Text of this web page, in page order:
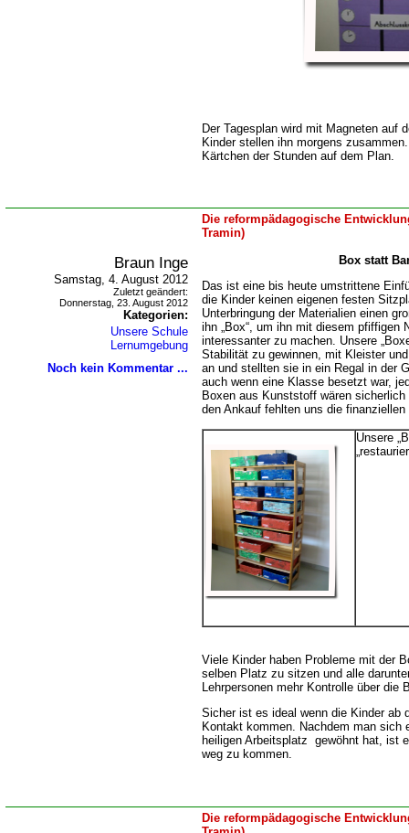
Der Tagesplan wird mit Magneten auf
Kinder stellen ihn morgens
Kärtchen der Stunden auf dem Plan.
Die reformpädagogische
Tramin)
Braun Inge
Samstag, 4. August 2012
Zuletzt geändert:
Donnerstag, 23. August 2012
Kategorien:
Unsere Schule
Lernumgebung
Noch kein Kommentar ...
Box statt
Das ist eine bis heute umstrittene
die Kinder keinen eigenen festen
Unterbringung der Materialien einen
ihn „Box“, um ihn mit diesem pfiffigen
interessanter zu machen. Unsere
Stabilität zu gewinnen, mit Kleister
an und stellten sie in ein Regal in der
auch wenn eine Klasse besetzt war,
Boxen aus Kunststoff wären
den Ankauf fehlten uns die
Unsere
Viele Kinder haben Probleme mit der
selben Platz zu sitzen und alle
Lehrpersonen mehr Kontrolle über die
Sicher ist es ideal wenn die Kinder ab
Kontakt kommen. Nachdem man sich
heiligen Arbeitsplatz gewöhnt hat, ist
weg zu kommen.
Die reformpädagogische